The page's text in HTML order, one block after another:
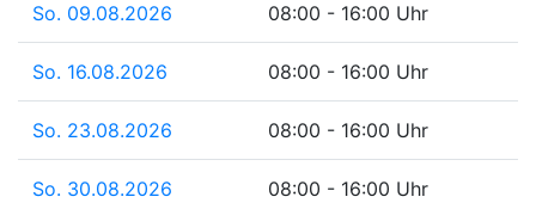
So. 09.08.2026 08:00 - 16:00 Uhr
So. 16.08.2026 08:00 - 16:00 Uhr
So. 23.08.2026 08:00 - 16:00 Uhr
So. 30.08.2026 08:00 - 16:00 Uhr